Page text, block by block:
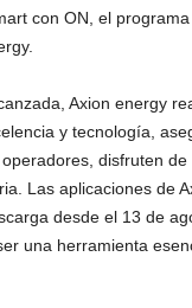
con ON, el
Axion energy
y tecnología,
disfruten
Las aplicaciones de
desde el 13 de
una herramienta